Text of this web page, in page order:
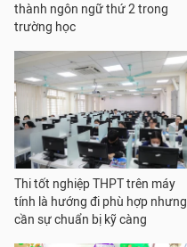
thành ngôn ngữ thứ 2 trong
trường học
Thi tốt nghiệp THPT trên máy
tính là hướng đi phù hợp nhưng
cần sự chuẩn bị kỹ càng